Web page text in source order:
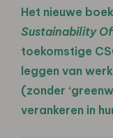
Het nieuwe boek
Sustainability
toekomstige
leggen van
(zonder
verankeren in